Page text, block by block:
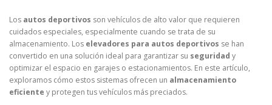
Los autos deportivos son vehículos de alto valor que requieren
cuidados especiales, especialmente cuando se trata de su
almacenamiento. Los elevadores para autos deportivos se han
convertido en una solución ideal para garantizar su seguridad y
optimizar el espacio en garajes o estacionamientos. En este artículo,
exploramos cómo estos sistemas ofrecen un almacenamiento
eficiente y protegen tus vehículos más preciados.